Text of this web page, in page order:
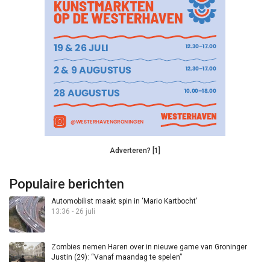
Adverteren? [1]
Populaire berichten
Automobilist maakt spin in ‘Mario Kartbocht’
13:36 - 26 juli
Zombies nemen Haren over in nieuwe game van Groninger
Justin (29): “Vanaf maandag te spelen”